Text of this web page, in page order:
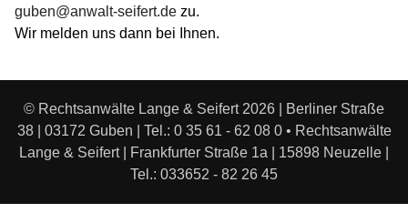
guben@anwalt-seifert.de zu.
Wir melden uns dann bei Ihnen.
© Rechtsanwälte Lange & Seifert 2026 | Berliner Straße
38 | 03172 Guben | Tel.: 0 35 61 - 62 08 0 • Rechtsanwälte
Lange & Seifert | Frankfurter Straße 1a | 15898 Neuzelle |
Tel.: 033652 - 82 26 45